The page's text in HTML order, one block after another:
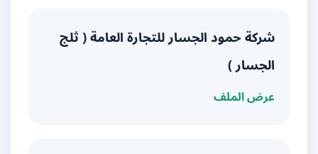
شركة حمود الجسار للتجارة العامة ( ثلج
الجسار )
عرض الملف